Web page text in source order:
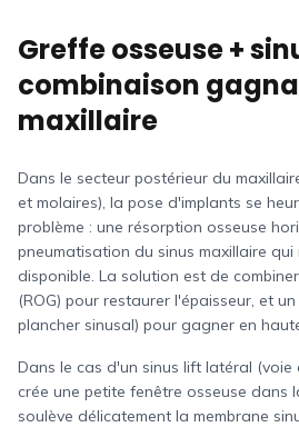
Greffe osseuse +
combinaison
maxillaire
Dans le secteur postérieur du
et molaires), la pose d'implants se
problème : une résorption osseuse
pneumatisation du sinus maxillaire
disponible. La solution est de
(ROG) pour restaurer l'épaisseur, et un
plancher sinusal) pour gagner en
Dans le cas d'un sinus lift latéral (voie
crée une petite fenêtre osseuse dans
soulève délicatement la membrane